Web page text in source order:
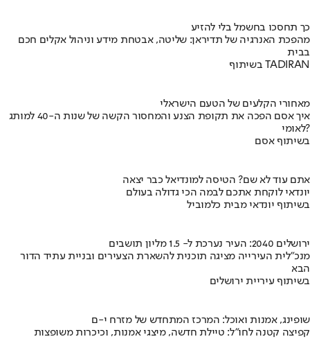
כך תחסכו בחשמל בלי להזיע
מהפכת האנרגיה של תדיראן: שליטה, אבטחת מידע וניהול אקלים חכם
בבית
בשיתוף TADIRAN
מאחורי הקלעים של הטעם הישראלי
איך אסם הפכה את תקופת הצנע והמחסור הקשה של שנות ה-40 למותג
לאומי?
בשיתוף אסם
אתם עוד לא שם? הטיסה למונדיאל כבר יצאה
יונדאי לוקחת אתכם לבמה הכי גדולה בעולם
בשיתוף יונדאי מבית כלמוביל
ירושלים 2040: העיר נערכת ל- 1.5 מליון תושבים
מנכ"לית העירייה מציגה תוכנית להשארת הצעירים ובניית עתיד הדור
הבא
בשיתוף עיריית ירושלים
שופינג, אמנות ואוכל: המרכז המתחדש של מזרח י-ם
קפיצה קטנה לחו"ל: טיילת חדשה, מיצגי אמנות, וכיכרות משופצות